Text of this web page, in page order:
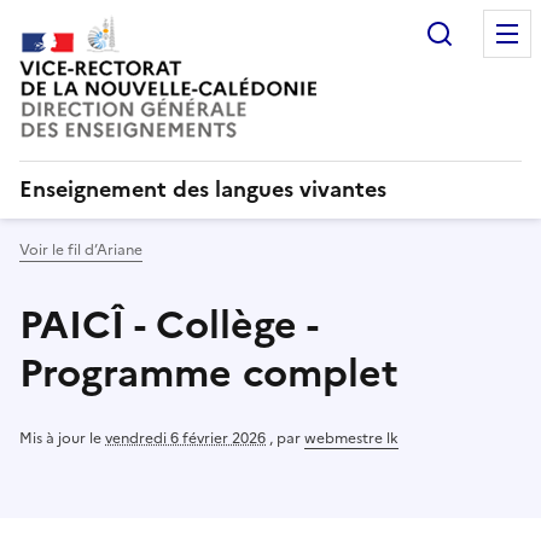
Enseignement des langues vivantes
Voir le fil d’Ariane
PAICÎ - Collège -
Programme complet
Mis à jour levendredi 6 février 2026 , parwebmestre lk